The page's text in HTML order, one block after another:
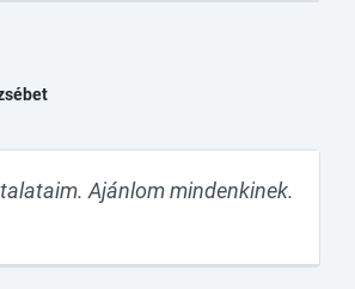
Ajánlom mindenkinek.